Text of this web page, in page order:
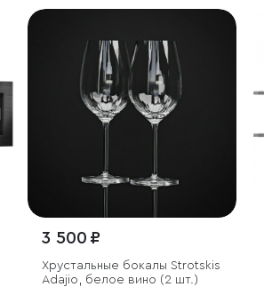
3 500 ₽
Хрустальные бокалы Strotskis
Adajio, белое вино (2 шт.)